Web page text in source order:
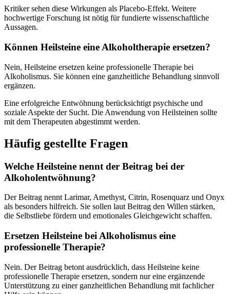
Kritiker sehen diese Wirkungen als Placebo-Effekt. Weitere
hochwertige Forschung ist nötig für fundierte wissenschaftliche
Aussagen.
Können Heilsteine eine Alkoholtherapie ersetzen?
Nein, Heilsteine ersetzen keine professionelle Therapie bei
Alkoholismus. Sie können eine ganzheitliche Behandlung sinnvoll
ergänzen.
Eine erfolgreiche Entwöhnung berücksichtigt psychische und
soziale Aspekte der Sucht. Die Anwendung von Heilsteinen sollte
mit dem Therapeuten abgestimmt werden.
Häufig gestellte Fragen
Welche Heilsteine nennt der Beitrag bei der
Alkoholentwöhnung?
Der Beitrag nennt Larimar, Amethyst, Citrin, Rosenquarz und Onyx
als besonders hilfreich. Sie sollen laut Beitrag den Willen stärken,
die Selbstliebe fördern und emotionales Gleichgewicht schaffen.
Ersetzen Heilsteine bei Alkoholismus eine
professionelle Therapie?
Nein. Der Beitrag betont ausdrücklich, dass Heilsteine keine
professionelle Therapie ersetzen, sondern nur eine ergänzende
Unterstützung zu einer ganzheitlichen Behandlung mit fachlicher